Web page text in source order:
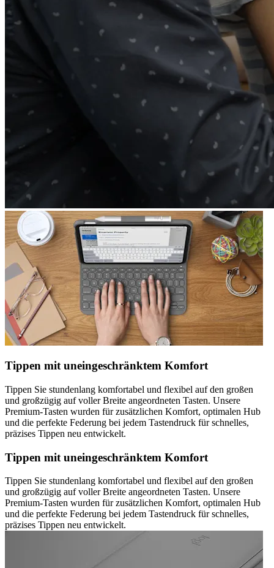
Tippen mit uneingeschränktem Komfort
Tippen Sie stundenlang komfortabel und flexibel auf den großen
und großzügig auf voller Breite angeordneten Tasten. Unsere
Premium-Tasten wurden für zusätzlichen Komfort, optimalen Hub
und die perfekte Federung bei jedem Tastendruck für schnelles,
präzises Tippen neu entwickelt.
Tippen mit uneingeschränktem Komfort
Tippen Sie stundenlang komfortabel und flexibel auf den großen
und großzügig auf voller Breite angeordneten Tasten. Unsere
Premium-Tasten wurden für zusätzlichen Komfort, optimalen Hub
und die perfekte Federung bei jedem Tastendruck für schnelles,
präzises Tippen neu entwickelt.